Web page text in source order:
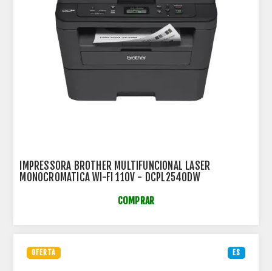
IMPRESSORA BROTHER MULTIFUNCIONAL LASER
MONOCROMATICA WI-FI 110V - DCPL2540DW
COMPRAR
ES
OFERTA